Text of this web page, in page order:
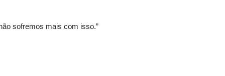
sofremos mais com isso.”